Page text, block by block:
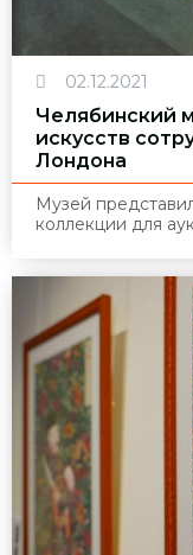
02.12.2021
Челябинский
искусств
Лондона
Музей
коллекции для